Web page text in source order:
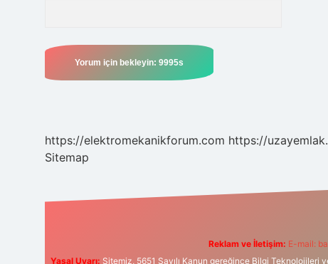
https://elektromekanikforum.com https://
Sitemap
Reklam ve İletişim: E-mail:
Yasal Uyarı: Sitemiz, 5651 Sayılı Kanun gereğince Bilgi